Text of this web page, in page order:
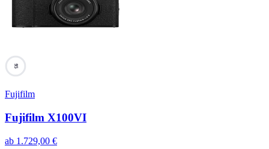
95
Fujifilm
Fujifilm X100VI
ab 1.729,00 €